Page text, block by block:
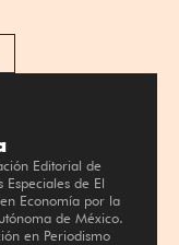
Editorial de
Especiales de El
Economía por la
de México.
en Periodismo